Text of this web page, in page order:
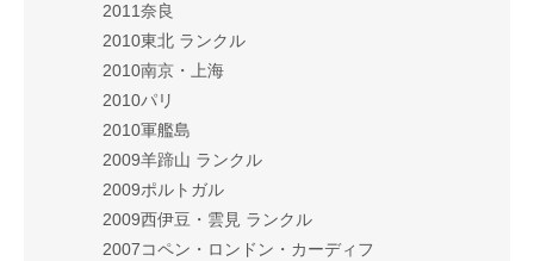
2011奈良
2010東北 ランクル
2010南京・上海
2010パリ
2010軍艦島
2009羊蹄山 ランクル
2009ポルトガル
2009西伊豆・雲見 ランクル
2007コペン・ロンドン・カーディフ